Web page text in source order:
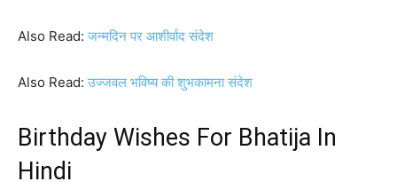
Also Read:जन्मदिन पर आशीर्वाद संदेश
Also Read:उज्जवल भविष्य की शुभकामना संदेश
Birthday Wishes For Bhatija In
Hindi